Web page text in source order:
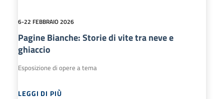
6-22 FEBBRAIO 2026
Pagine Bianche: Storie di vite tra neve e
ghiaccio
Esposizione di opere a tema
LEGGI DI PIÙ